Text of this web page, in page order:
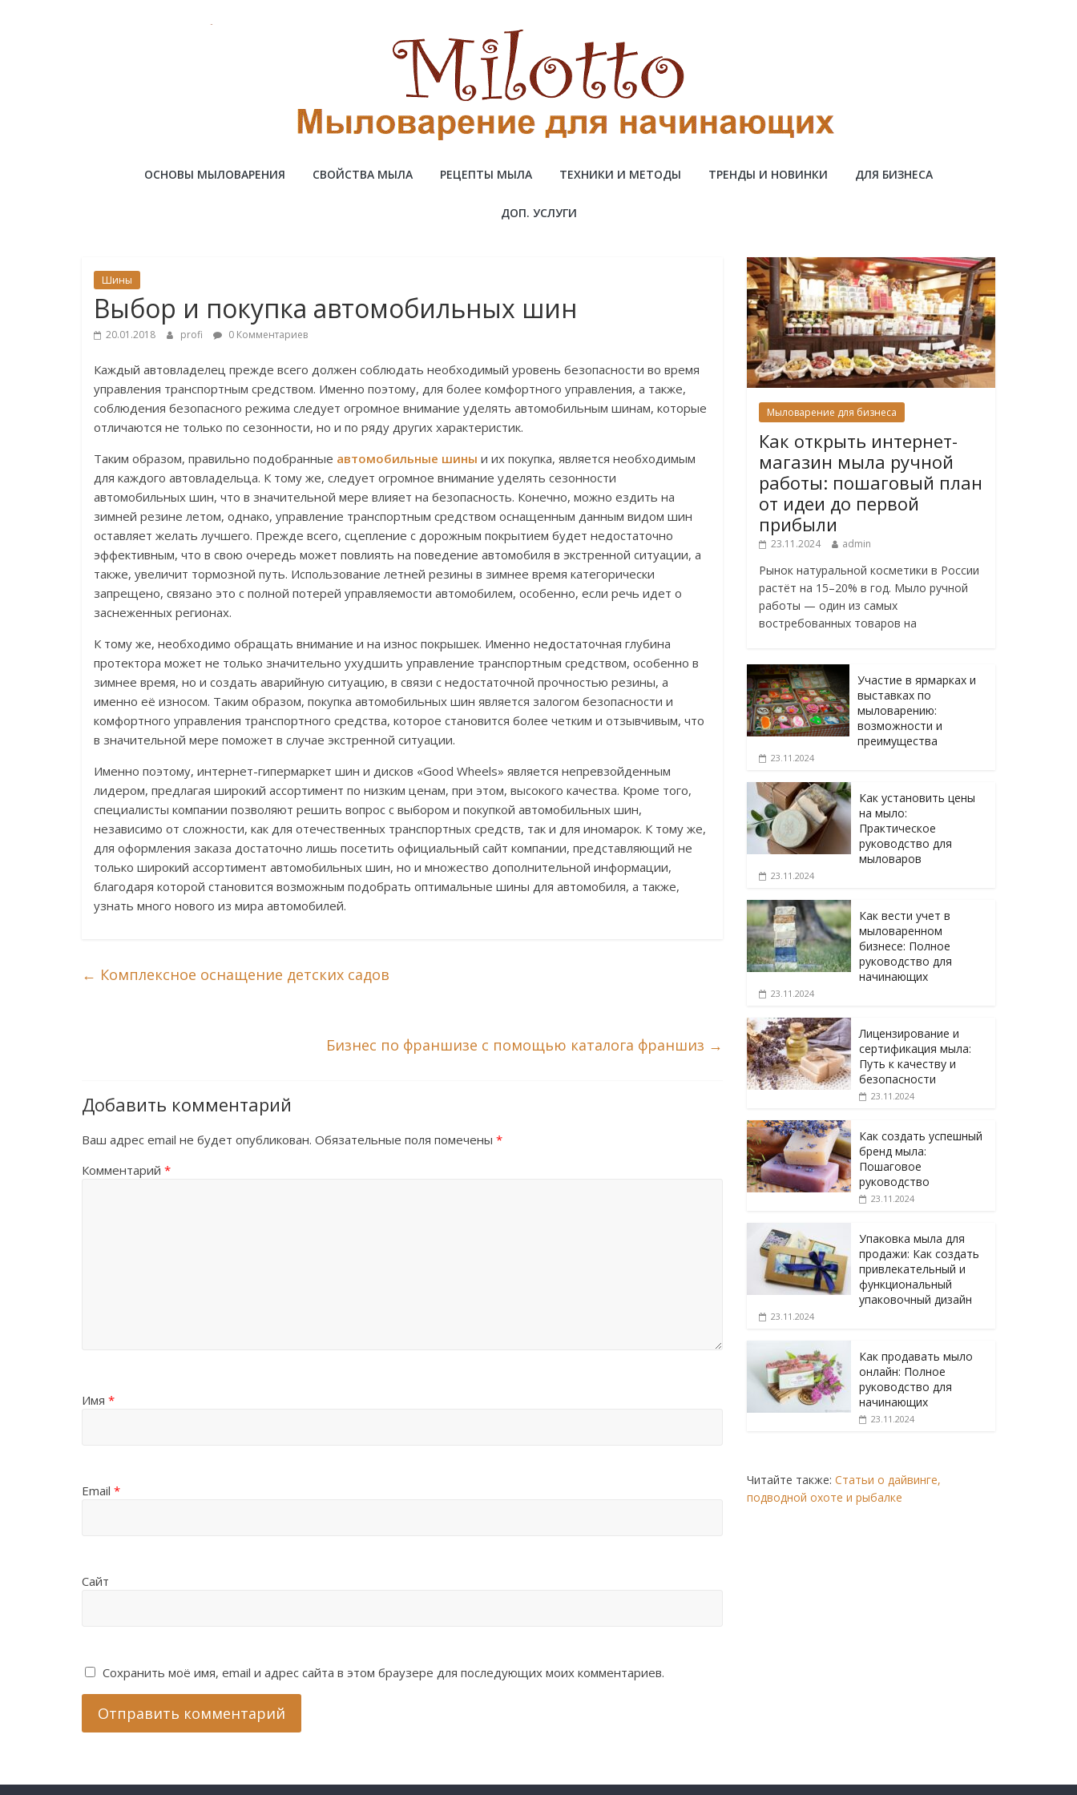
Милотто
ОСНОВЫ МЫЛОВАРЕНИЯ СВОЙСТВА МЫЛА РЕЦЕПТЫ МЫЛА ТЕХНИКИ И МЕТОДЫ ТРЕНДЫ И НОВИНКИ ДЛЯ БИЗНЕСА
ДОП. УСЛУГИ
Шины
Выбор и покупка автомобильных шин
20.01.2018 profi 0 Комментариев
Каждый автовладелец прежде всего должен соблюдать необходимый уровень безопасности во время
управления транспортным средством. Именно поэтому, для более комфортного управления, а также,
соблюдения безопасного режима следует огромное внимание уделять автомобильным шинам, которые
отличаются не только по сезонности, но и по ряду других характеристик.
Таким образом, правильно подобранные автомобильные шины и их покупка, является необходимым
для каждого автовладельца. К тому же, следует огромное внимание уделять сезонности
автомобильных шин, что в значительной мере влияет на безопасность. Конечно, можно ездить на
зимней резине летом, однако, управление транспортным средством оснащенным данным видом шин
оставляет желать лучшего. Прежде всего, сцепление с дорожным покрытием будет недостаточно
эффективным, что в свою очередь может повлиять на поведение автомобиля в экстренной ситуации, а
также, увеличит тормозной путь. Использование летней резины в зимнее время категорически
запрещено, связано это с полной потерей управляемости автомобилем, особенно, если речь идет о
заснеженных регионах.
К тому же, необходимо обращать внимание и на износ покрышек. Именно недостаточная глубина
протектора может не только значительно ухудшить управление транспортным средством, особенно в
зимнее время, но и создать аварийную ситуацию, в связи с недостаточной прочностью резины, а
именно её износом. Таким образом, покупка автомобильных шин является залогом безопасности и
комфортного управления транспортного средства, которое становится более четким и отзывчивым, что
в значительной мере поможет в случае экстренной ситуации.
Именно поэтому, интернет-гипермаркет шин и дисков «Good Wheels» является непревзойденным
лидером, предлагая широкий ассортимент по низким ценам, при этом, высокого качества. Кроме того,
специалисты компании позволяют решить вопрос с выбором и покупкой автомобильных шин,
независимо от сложности, как для отечественных транспортных средств, так и для иномарок. К тому же,
для оформления заказа достаточно лишь посетить официальный сайт компании, представляющий не
только широкий ассортимент автомобильных шин, но и множество дополнительной информации,
благодаря которой становится возможным подобрать оптимальные шины для автомобиля, а также,
узнать много нового из мира автомобилей.
← Комплексное оснащение детских садов
Бизнес по франшизе с помощью каталога франшиз →
Добавить комментарий
Ваш адрес email не будет опубликован. Обязательные поля помечены *
Комментарий *
Имя *
Email *
Сайт
Сохранить моё имя, email и адрес сайта в этом браузере для последующих моих комментариев.
Мыловарение для бизнеса
Как открыть интернет-
магазин мыла ручной
работы: пошаговый план
от идеи до первой
прибыли
23.11.2024 admin
Рынок натуральной косметики в России
растёт на 15–20% в год. Мыло ручной
работы — один из самых
востребованных товаров на
Участие в ярмарках и
выставках по
мыловарению:
возможности и
преимущества
23.11.2024
Как установить цены
на мыло:
Практическое
руководство для
мыловаров
23.11.2024
Как вести учет в
мыловаренном
бизнесе: Полное
руководство для
начинающих
23.11.2024
Лицензирование и
сертификация мыла:
Путь к качеству и
безопасности
23.11.2024
Как создать успешный
бренд мыла:
Пошаговое
руководство
23.11.2024
Упаковка мыла для
продажи: Как создать
привлекательный и
функциональный
упаковочный дизайн
23.11.2024
Как продавать мыло
онлайн: Полное
руководство для
начинающих
23.11.2024
Читайте также: Статьи о дайвинге,
подводной охоте и рыбалке